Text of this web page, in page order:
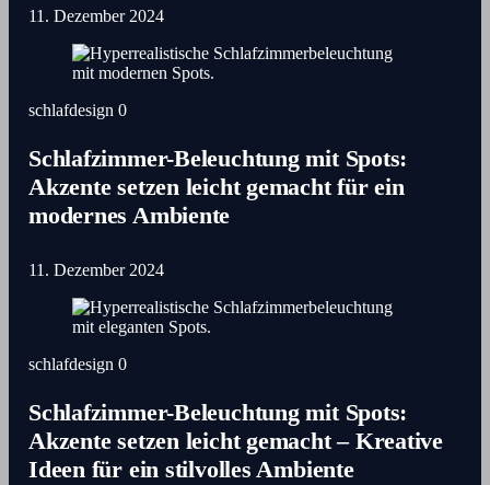
11. Dezember 2024
schlafdesign 0
Schlafzimmer-Beleuchtung mit Spots:
Akzente setzen leicht gemacht für ein
modernes Ambiente
11. Dezember 2024
schlafdesign 0
Schlafzimmer-Beleuchtung mit Spots:
Akzente setzen leicht gemacht – Kreative
Ideen für ein stilvolles Ambiente